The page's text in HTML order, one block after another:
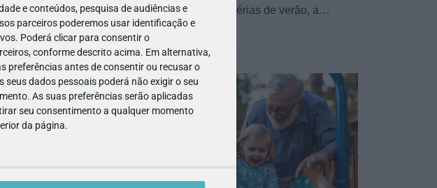
e conteúdos, pesquisa de audiências e
parceiros poderemos usar identificação e
Poderá clicar para consentir o
conforme descrito acima. Em alternativa,
preferências antes de consentir ou recusar o
dados pessoais poderá não exigir o seu
As suas preferências serão aplicadas
seu consentimento a qualquer momento
da página.
Para celebrar as férias de verão, a
Estrelas & Ouriços fez uma parceria com
a Sofia Vieira, da livraria…